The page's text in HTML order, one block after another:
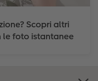
Scopri altri
le foto istantanee